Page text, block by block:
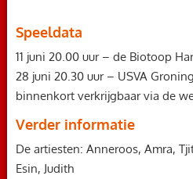
Speeldata
11 juni 20.00 uur – de Biotoop
28 juni 20.30 uur – USVA
binnenkort verkrijgbaar via de
Verder informatie
De artiesten: Anneroos, Amra,
Esin, Judith